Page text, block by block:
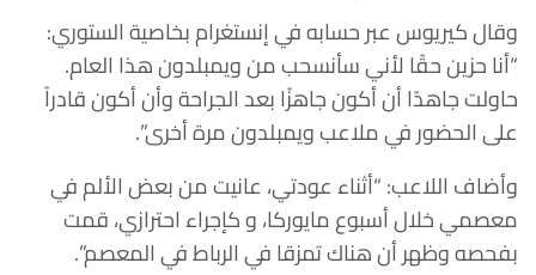
وقال كيريوس عبر حسابه في إنستغرام بخاصية الستوري:
“أنا حزين حقًا لأني سأنسحب من ويمبلدون هذا العام.
حاولت جاهدًا أن أكون جاهزًا بعد الجراحة وأن أكون قادراً
على الحضور في ملاعب ويمبلدون مرة أخرى”.
وأضاف اللاعب: “أثناء عودتي، عانيت من بعض الألم في
معصمي خلال أسبوع مايوركا، و كإجراء احترازي، قمت
بفحصه وظهر أن هناك تمزقا في الرباط في المعصم”.